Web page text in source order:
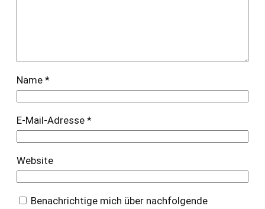
Name *
E-Mail-Adresse *
Website
Benachrichtige mich über nachfolgende